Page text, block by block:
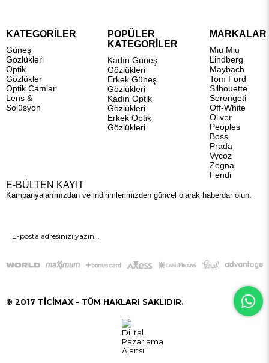
KATEGORİLER
Güneş
Gözlükleri
Optik
Gözlükler
Optik Camlar
Lens &
Solüsyon
POPÜLER
KATEGORİLER
Kadın Güneş
Gözlükleri
Erkek Güneş
Gözlükleri
Kadın Optik
Gözlükleri
Erkek Optik
Gözlükleri
MARKALAR
Miu Miu
Lindberg
Maybach
Tom Ford
Silhouette
Serengeti
Off-White
Oliver
Peoples
Boss
Prada
Vycoz
Zegna
Fendi
E-BÜLTEN KAYIT
Kampanyalarımızdan ve indirimlerimizden güncel olarak haberdar olun.
GÖNDER
© 2017 TİCİMAX - TÜM HAKLARI SAKLIDIR.